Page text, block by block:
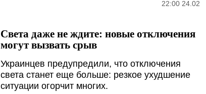
22:00 24.02
Света даже не ждите: новые отключения
могут вызвать срыв
Украинцев предупредили, что отключения
света станет еще больше: резкое ухудшение
ситуации огорчит многих.